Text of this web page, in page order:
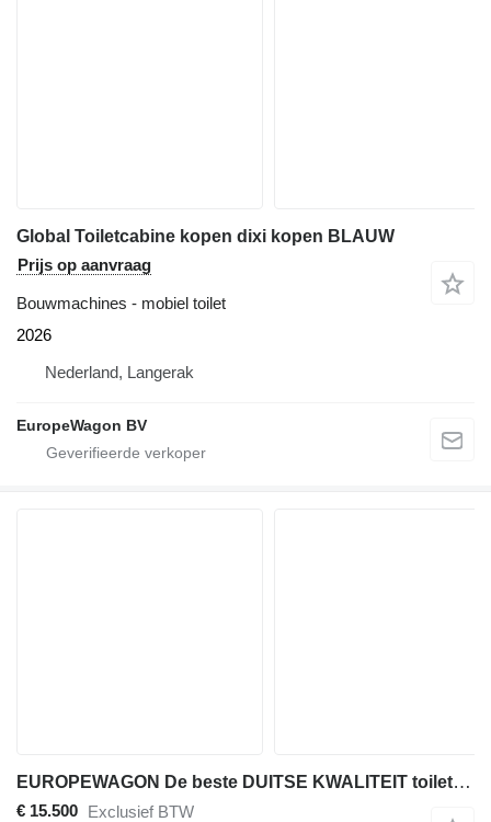
Global Toiletcabine kopen dixi kopen BLAUW
Prijs op aanvraag
Bouwmachines - mobiel toilet
2026
Nederland, Langerak
EuropeWagon BV
EUROPEWAGON De beste DUITSE KWALITEIT toiletwagen type 1-1-1 GLO
€ 15.500 Exclusief BTW